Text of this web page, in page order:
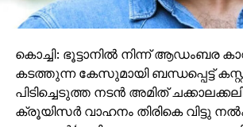
കൊച്ചി: ഭൂട്ടാനില്‍ നിന്ന് ആഡംബര
കടത്തുന്ന കേസുമായി ബന്ധപ്പെട്ട്
പിടിച്ചെടുത്ത നടന്‍ അമിത്
ക്രൂയിസര്‍ വാഹനം തിരികെ വിട്ടു